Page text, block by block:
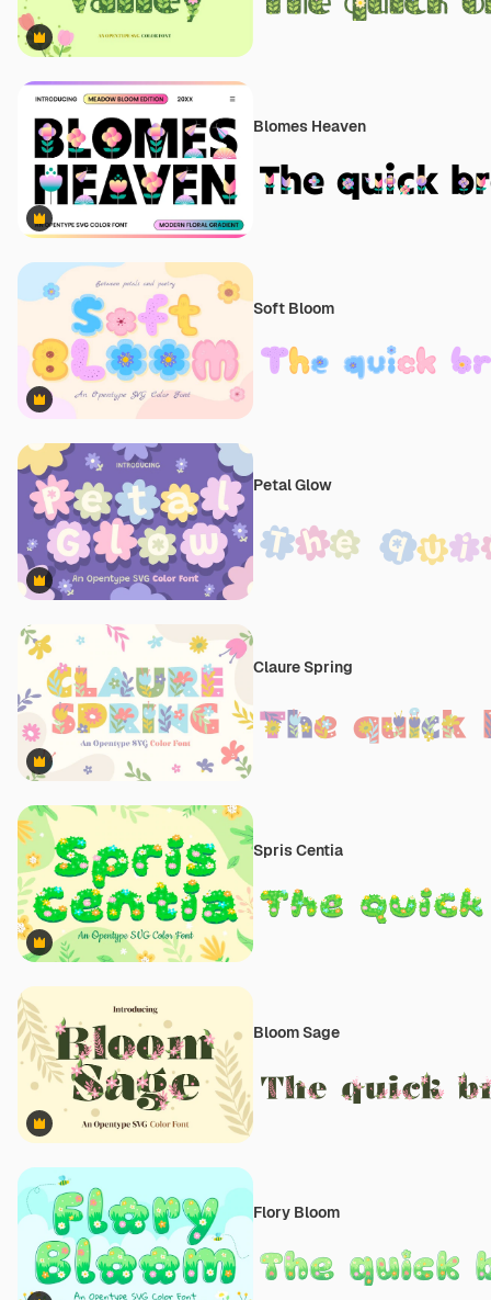
Premium
Premium
Blomes Heaven
Premium
Soft Bloom
Premium
Petal Glow
Premium
Claure Spring
Premium
Spris Centia
Premium
Bloom Sage
Flory Bloom